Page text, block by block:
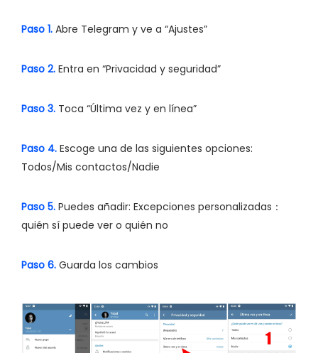
Paso 1. Abre Telegram y ve a “Ajustes”
Paso 2. Entra en “Privacidad y seguridad”
Paso 3. Toca “Última vez y en línea”
Paso 4. Escoge una de las siguientes opciones:
Todos/Mis contactos/Nadie
Paso 5. Puedes añadir: Excepciones personalizadas：
quién sí puede ver o quién no
Paso 6. Guarda los cambios